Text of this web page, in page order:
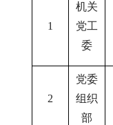
1
机关
党工
委
2
党委
组织
部